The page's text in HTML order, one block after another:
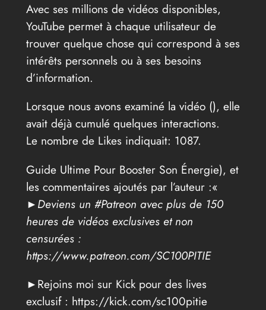
Avec ses millions de vidéos disponibles,
YouTube permet à chaque utilisateur de
trouver quelque chose qui correspond à ses
intérêts personnels ou à ses besoins
d’information.
Lorsque nous avons examiné la vidéo (), elle
avait déjà cumulé quelques interactions.
Le nombre de Likes indiquait: 1087.
Guide Ultime Pour Booster Son Énergie), et
les commentaires ajoutés par l’auteur :«
►Deviens un #Patreon avec plus de 150
heures de vidéos exclusives et non
censurées :
https://www.patreon.com/SC100PITIE
►Rejoins moi sur Kick pour des lives
exclusif : https://kick.com/sc100pitie